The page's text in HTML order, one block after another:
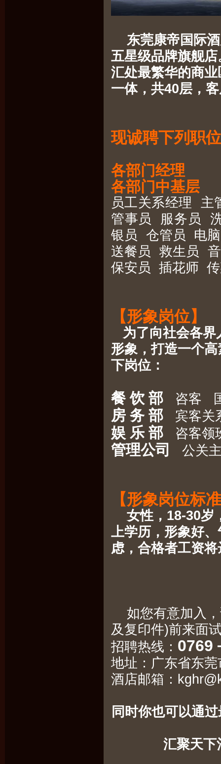
东莞康帝国际酒
五星级品牌旗舰
汇处最繁华的商
一体，共40层，
现诚聘下列职
各部门经理
各部门中基层
员工关系经理
管事员 服务员
银员 仓管员 电
送餐员 救生员
保安员 插花师
【形象岗位】
为了向社会各界
形象，打造一个
下岗位：
餐 饮 部 咨客
房 务 部 宾客关
娱 乐 部 咨客
管理公司 公关
【形象岗位标
女性，18-30岁
上学历，形象好
虑，合格者工资
如您有意加入，
及复印件)前来面
招聘热线： 0769
地址：广东省东
酒店邮箱：
同时你也可以通
汇聚天